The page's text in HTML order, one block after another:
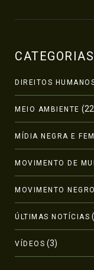
CATEGORIAS
DIREITOS
MEIO AMBIENTE
MÍDIA NEGRA E
MOVIMENTO DE
MOVIMENTO NEGRO
ÚLTIMAS NOTÍCIAS
VÍDEOS (3)